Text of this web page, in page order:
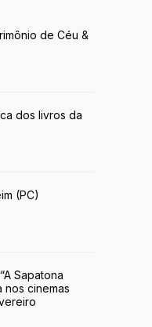
de Céu &
dos livros da
(PC)
Sapatona
nos cinemas